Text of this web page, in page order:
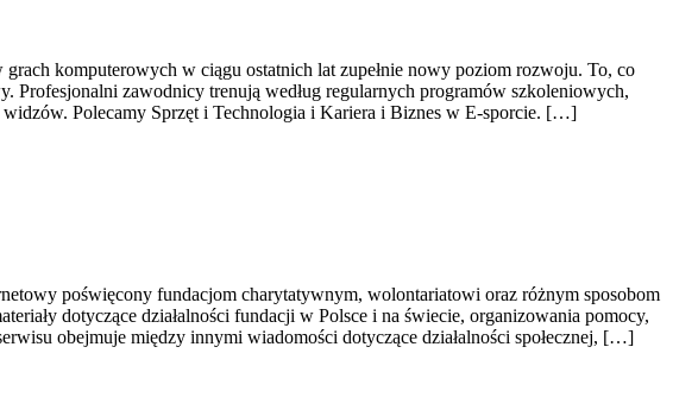
komputerowych w ciągu ostatnich lat zupełnie nowy poziom rozwoju. To, co
zawodnicy trenują według regularnych programów szkoleniowych,
Polecamy Sprzęt i Technologia i Kariera i Biznes w E-sporcie. […]
poświęcony fundacjom charytatywnym, wolontariatowi oraz różnym sposobom
dotyczące działalności fundacji w Polsce i na świecie, organizowania pomocy,
obejmuje między innymi wiadomości dotyczące działalności społecznej, […]